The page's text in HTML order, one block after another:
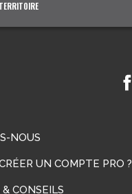
NOUS
UN COMPTE PRO ?
CONSEILS